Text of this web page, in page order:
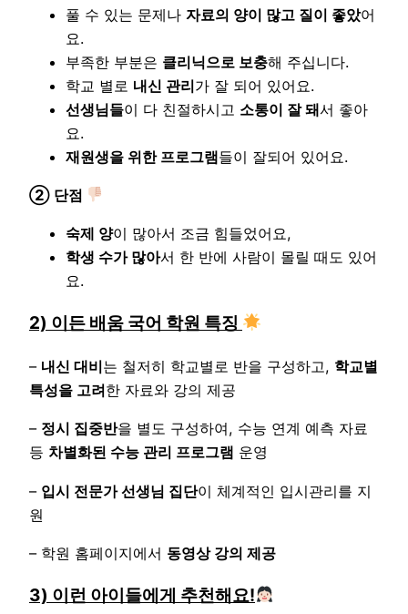
풀 수 있는 문제나 자료의 양이 많고 질이 좋았어
요.
부족한 부분은 클리닉으로 보충해 주십니다.
학교 별로 내신 관리가 잘 되어 있어요.
선생님들이 다 친절하시고 소통이 잘 돼서 좋아
요.
재원생을 위한 프로그램들이 잘되어 있어요.
② 단점
숙제 양이 많아서 조금 힘들었어요,
학생 수가 많아서 한 반에 사람이 몰릴 때도 있어
요.
2) 이든 배움 국어 학원 특징
– 내신 대비는 철저히 학교별로 반을 구성하고, 학교별
특성을 고려한 자료와 강의 제공
– 정시 집중반을 별도 구성하여, 수능 연계 예측 자료
등 차별화된 수능 관리 프로그램 운영
– 입시 전문가 선생님 집단이 체계적인 입시관리를 지
원
– 학원 홈페이지에서 동영상 강의 제공
3) 이런 아이들에게 추천해요!